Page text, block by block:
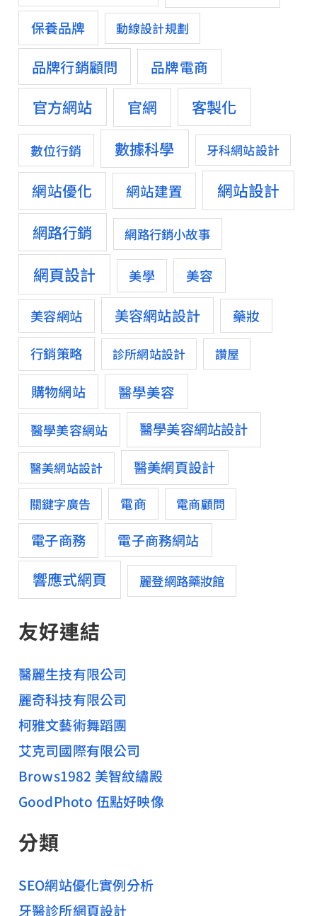
保養品牌 動線設計規劃
品牌行銷顧問 品牌電商
官方網站 官網 客製化
數位行銷 數據科學 牙科網站設計
網站優化 網站建置
網站設計
網路行銷
網路行銷小故事
網頁設計 美學 美容
美容網站 美容網站設計 藥妝
行銷策略 診所網站設計 讚屋
購物網站 醫學美容
醫學美容網站 醫學美容網站設計
醫美網站設計 醫美網頁設計
關鍵字廣告 電商 電商顧問
電子商務 電子商務網站
響應式網頁 麗登網路藥妝館
友好連結
醫麗生技有限公司
麗奇科技有限公司
柯雅文藝術舞蹈團
艾克司國際有限公司
Brows1982 美智紋繡殿
GoodPhoto 伍點好映像
分類
SEO網站優化實例分析
牙醫診所網頁設計